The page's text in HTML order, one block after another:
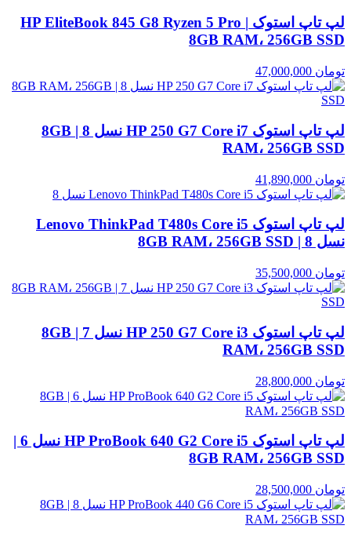
لپ تاپ استوک HP EliteBook 845 G8 Ryzen 5 Pro |
8GB RAM، 256GB SSD
تومان
لپ تاپ استوک HP 250 G7 Core i7 نسل 8 | 8GB
RAM، 256GB SSD
تومان
لپ تاپ استوک Lenovo ThinkPad T480s Core i5
نسل 8 | 8GB RAM، 256GB SSD
تومان
لپ تاپ استوک HP 250 G7 Core i3 نسل 7 | 8GB
RAM، 256GB SSD
تومان
لپ تاپ استوک HP ProBook 640 G2 Core i5 نسل 6 |
8GB RAM، 256GB SSD
تومان